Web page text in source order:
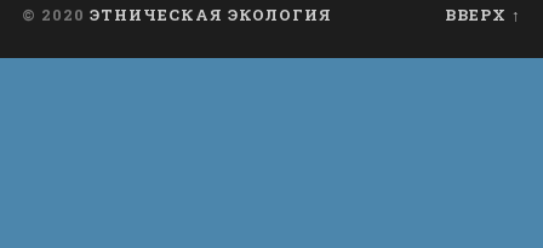
© 2020 ЭТНИЧЕСКАЯ ЭКОЛОГИЯ ВВЕРХ ↑